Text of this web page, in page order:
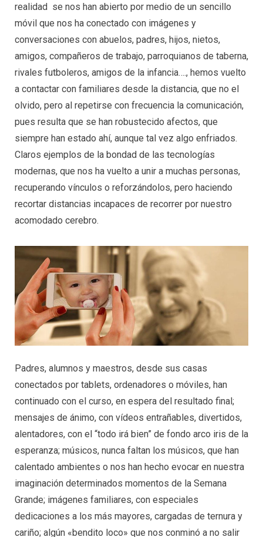
realidad se nos han abierto por medio de un sencillo
móvil que nos ha conectado con imágenes y
conversaciones con abuelos, padres, hijos, nietos,
amigos, compañeros de trabajo, parroquianos de taberna,
rivales futboleros, amigos de la infancia…., hemos vuelto
a contactar con familiares desde la distancia, que no el
olvido, pero al repetirse con frecuencia la comunicación,
pues resulta que se han robustecido afectos, que
siempre han estado ahí, aunque tal vez algo enfriados.
Claros ejemplos de la bondad de las tecnologías
modernas, que nos ha vuelto a unir a muchas personas,
recuperando vínculos o reforzándolos, pero haciendo
recortar distancias incapaces de recorrer por nuestro
acomodado cerebro.
Padres, alumnos y maestros, desde sus casas
conectados por tablets, ordenadores o móviles, han
continuado con el curso, en espera del resultado final;
mensajes de ánimo, con vídeos entrañables, divertidos,
alentadores, con el “todo irá bien” de fondo arco iris de la
esperanza; músicos, nunca faltan los músicos, que han
calentado ambientes o nos han hecho evocar en nuestra
imaginación determinados momentos de la Semana
Grande; imágenes familiares, con especiales
dedicaciones a los más mayores, cargadas de ternura y
cariño; algún «bendito loco» que nos conminó a no salir